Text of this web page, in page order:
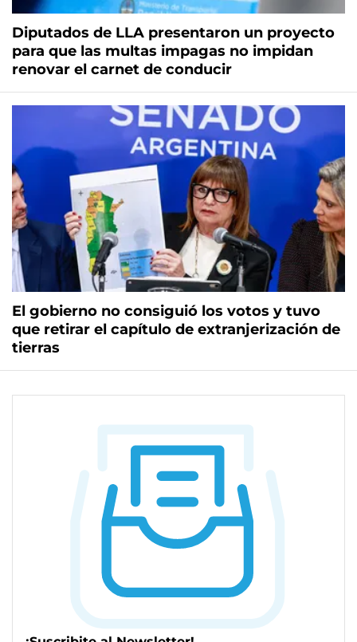
Diputados de LLA presentaron un proyecto
para que las multas impagas no impidan
renovar el carnet de conducir
El gobierno no consiguió los votos y tuvo
que retirar el capítulo de extranjerización de
tierras